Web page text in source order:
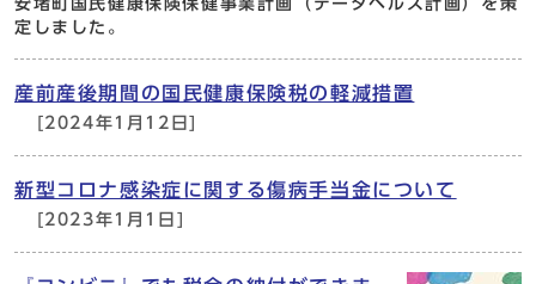
安堵町国民健康保険保健事業計画（データヘルス計画）を策
定しました。
産前産後期間の国民健康保険税の軽減措置
[2024年1月12日]
新型コロナ感染症に関する傷病手当金について
[2023年1月1日]